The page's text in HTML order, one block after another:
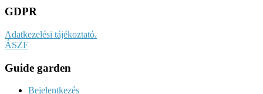
GDPR
Adatkezelési tájékoztató.
ÁSZF
Guide garden
Bejelentkezés